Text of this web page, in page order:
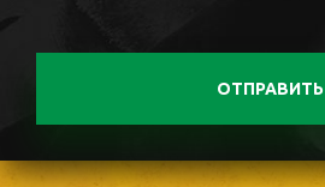
ОТПРАВИТЬ